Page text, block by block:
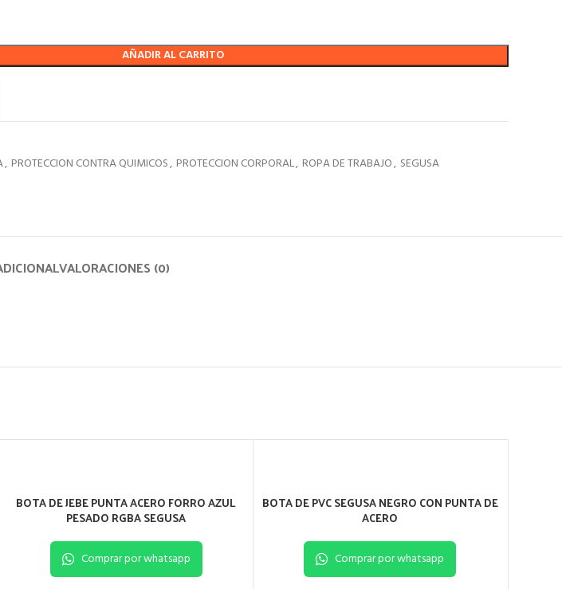
AÑADIR AL CARRITO
, PROTECCION CONTRA QUIMICOS, PROTECCION CORPORAL, ROPA DE TRABAJO, SEGUSA
VALORACIONES (0)
BOTA DE JEBE PUNTA ACERO FORRO AZUL
PESADO RGBA SEGUSA
Comprar por whatsapp
BOTA DE PVC SEGUSA NEGRO CON PUNTA DE
ACERO
Comprar por whatsapp